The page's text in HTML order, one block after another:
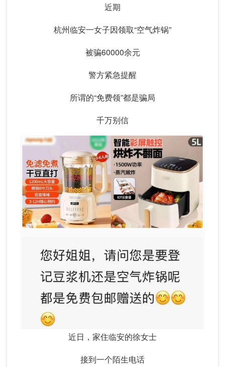
近期
杭州临安一女子因领取“空气炸锅”
被骗60000余元
警方紧急提醒
所谓的“免费领”都是骗局
千万别信
近日，家住临安的徐女士
接到一个陌生电话